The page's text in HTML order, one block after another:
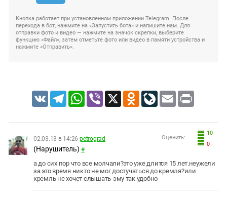
Кнопка работает при установленном приложении Telegram. После
перехода в бот, нажмите на «Запустить бота» и напишите нам. Для
отправки фото и видео — нажмите на значок скрепки, выберите
функцию «Файл», затем отметьте фото или видео в памяти устройства и
нажмите «Отправить».
VK TelegramWhatsApp
Viber X Odnoklassniki
LiveJournal
Email Print
10
0
Оценить:
02.03.13 в 14:26 petrograd
(Нарушитель) #
а до сих пор что все молчали?это уже длится 15 лет.неужели
за это время никто не мог достучаться до кремля?или
кремль не хочет слышать-эму так удобно